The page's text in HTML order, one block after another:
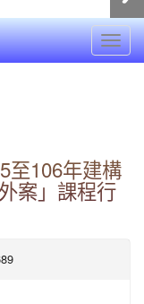
至106年建構
案」課程行